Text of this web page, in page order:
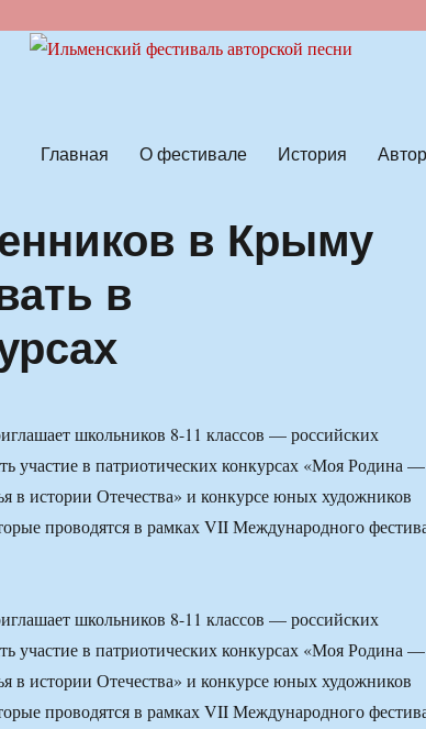
Главная О фестивале История
в Крыму
в
школьников 8-11 классов — российских
участие в патриотических конкурсах «Моя Родина —
в истории Отечества» и конкурсе юных художников
проводятся в рамках VII Международного
школьников 8-11 классов — российских
участие в патриотических конкурсах «Моя Родина —
в истории Отечества» и конкурсе юных художников
проводятся в рамках VII Международного